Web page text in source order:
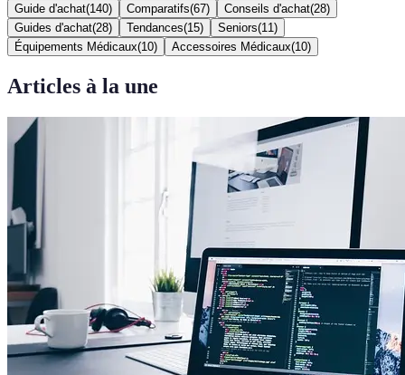
Guide d'achat(140) Comparatifs(67) Conseils d'achat(28)
Guides d'achat(28) Tendances(15) Seniors(11 )
Équipements Médicaux(10) Accessoires Médicaux(10)
Articles à la une